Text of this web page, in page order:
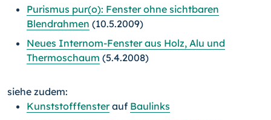
Purismus pur(o): Fenster ohne sichtbaren
Blendrahmen (10.5.2009)
Neues Internom-Fenster aus Holz, Alu und
Thermoschaum (5.4.2008)
siehe zudem:
Kunststofffensterauf Baulinks